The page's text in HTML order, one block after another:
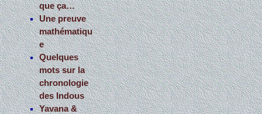
que ça…
Une preuve
mathématiqu
e
Quelques
mots sur la
chronologie
des Indous
Yavana &